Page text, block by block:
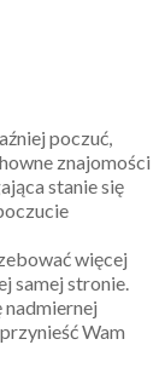
poczuć,
znajomości
stanie się
więcej
samej stronie.
Wam